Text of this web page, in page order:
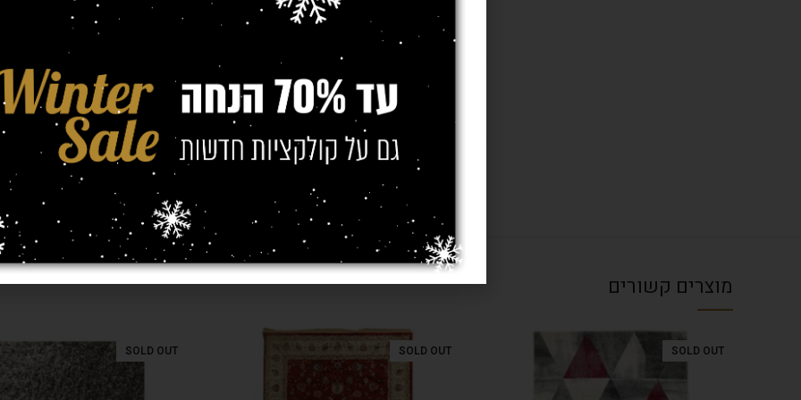
חומר
בחרו מידה (מטר) 1.40/1.90
,
1.70/2.30
,
2.90
עובי שטיח
מוצרים קשורים
SOLD OUT
SOLD OUT
SOLD OUT